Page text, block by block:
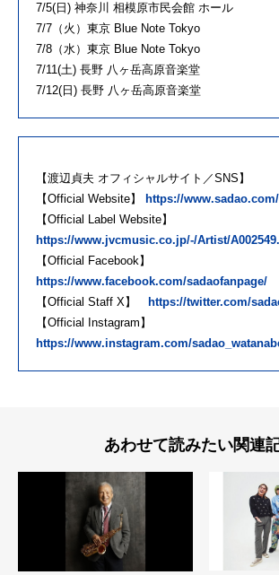
7/5(日) 神奈川 相模原市民会館 ホール
7/7（火）東京 Blue Note Tokyo
7/8（水）東京 Blue Note Tokyo
7/11(土) 長野 八ヶ岳高原音楽堂
7/12(日) 長野 八ヶ岳高原音楽堂
【渡辺貞夫 オフィシャルサイト／SNS】
【Official Website】
https://www.sadao.com/
【Official Label Website】
https://www.jvcmusic.co.jp/-/Artist/
【Official Facebook】
https://www.facebook.com/sadaofanpage/
【Official Staff X】
https://twitter.com/
【Official Instagram】
https://www.instagram.com/
あわせて読みたい関連